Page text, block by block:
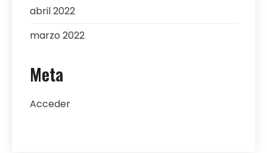
abril 2022
marzo 2022
Meta
Acceder